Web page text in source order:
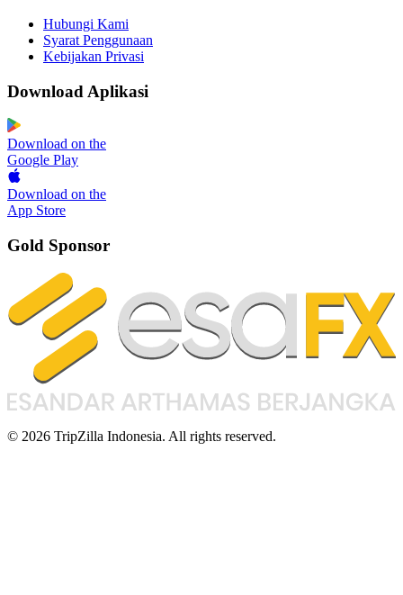
Hubungi Kami
Syarat Penggunaan
Kebijakan Privasi
Download Aplikasi
Download on the
Google Play
Download on the
App Store
Gold Sponsor
© 2026 TripZilla Indonesia. All rights reserved.